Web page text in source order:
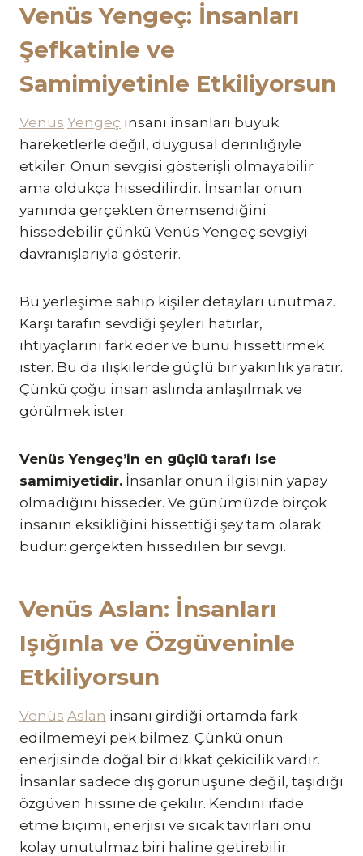
Venüs Yengeç: İnsanları
Şefkatinle ve
Samimiyetinle Etkiliyorsun
Venüs Yengeç insanı insanları büyük
hareketlerle değil, duygusal derinliğiyle
etkiler. Onun sevgisi gösterişli olmayabilir
ama oldukça hissedilirdir. İnsanlar onun
yanında gerçekten önemsendiğini
hissedebilir çünkü Venüs Yengeç sevgiyi
davranışlarıyla gösterir.
Bu yerleşime sahip kişiler detayları unutmaz.
Karşı tarafın sevdiği şeyleri hatırlar,
ihtiyaçlarını fark eder ve bunu hissettirmek
ister. Bu da ilişkilerde güçlü bir yakınlık yaratır.
Çünkü çoğu insan aslında anlaşılmak ve
görülmek ister.
Venüs Yengeç’in en güçlü tarafı ise
samimiyetidir. İnsanlar onun ilgisinin yapay
olmadığını hisseder. Ve günümüzde birçok
insanın eksikliğini hissettiği şey tam olarak
budur: gerçekten hissedilen bir sevgi.
Venüs Aslan: İnsanları
Işığınla ve Özgüveninle
Etkiliyorsun
Venüs Aslan insanı girdiği ortamda fark
edilmemeyi pek bilmez. Çünkü onun
enerjisinde doğal bir dikkat çekicilik vardır.
İnsanlar sadece dış görünüşüne değil, taşıdığı
özgüven hissine de çekilir. Kendini ifade
etme biçimi, enerjisi ve sıcak tavırları onu
kolay unutulmaz biri haline getirebilir.